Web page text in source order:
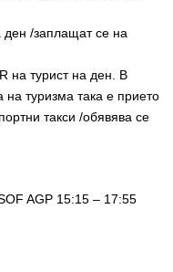
ден /заплащат се на
на турист на ден. В
туризма така е прието
такси /обявява се
AGP 15:15 – 17:55